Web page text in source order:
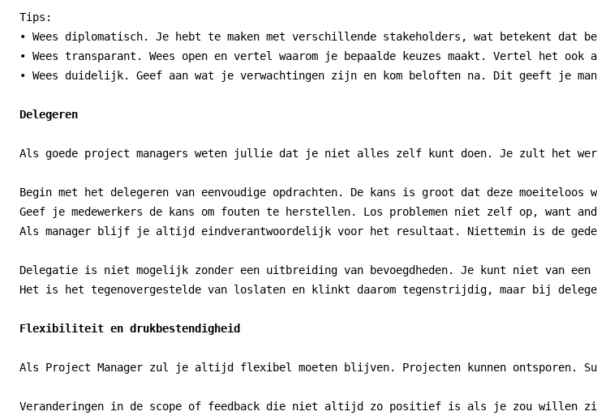
Tips:
• Wees diplomatisch. Je hebt te maken met verschillende stakeholders, wat betekent dat
• Wees transparant. Wees open en vertel waarom je bepaalde keuzes maakt. Vertel
• Wees duidelijk. Geef aan wat je verwachtingen zijn en kom beloften na. Dit geeft je
Delegeren
Als goede project managers weten jullie dat je niet alles zelf kunt doen. Je zult het
Begin met het delegeren van eenvoudige opdrachten. De kans is groot dat deze
Geef je medewerkers de kans om fouten te herstellen. Los problemen niet zelf op, want
Als manager blijf je altijd eindverantwoordelijk voor het resultaat. Niettemin is de
Delegatie is niet mogelijk zonder een uitbreiding van bevoegdheden. Je kunt niet van
Het is het tegenovergestelde van loslaten en klinkt daarom tegenstrijdig, maar bij
Flexibiliteit en drukbestendigheid
Als Project Manager zul je altijd flexibel moeten blijven. Projecten kunnen ontsporen.
Veranderingen in de scope of feedback die niet altijd zo positief is als je zou willen